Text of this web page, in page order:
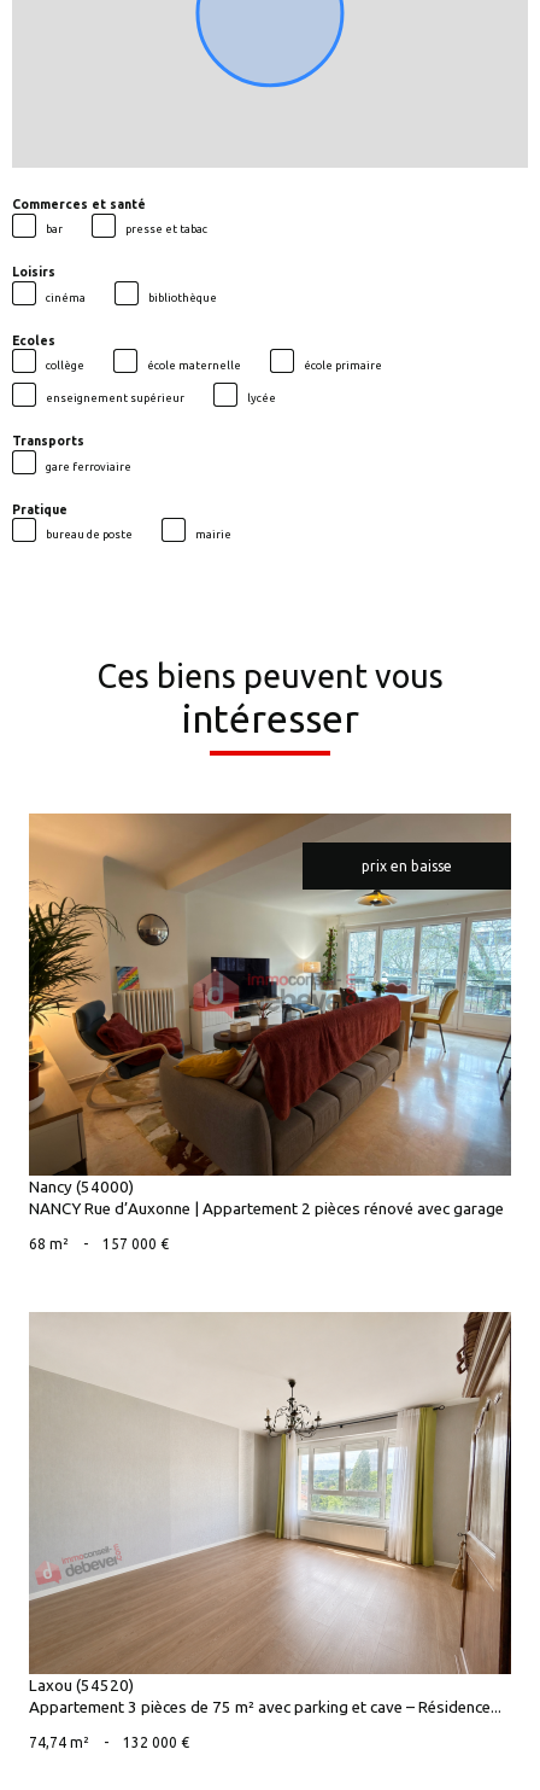
Commerces et santé
bar presse et tabac
Loisirs
cinéma bibliothèque
Ecoles
collège école maternelle école primaire
enseignement supérieur lycée
Transports
gare ferroviaire
Pratique
bureau de poste mairie
Ces biens peuvent vous
intéresser
prix en baisse
voir le bien
Nancy (54000)
NANCY Rue d’Auxonne | Appartement 2 pièces rénové avec garage
68 m² - 157 000 €
voir le bien
Laxou (54520)
Appartement 3 pièces de 75 m² avec parking et cave – Résidence...
74,74 m² - 132 000 €